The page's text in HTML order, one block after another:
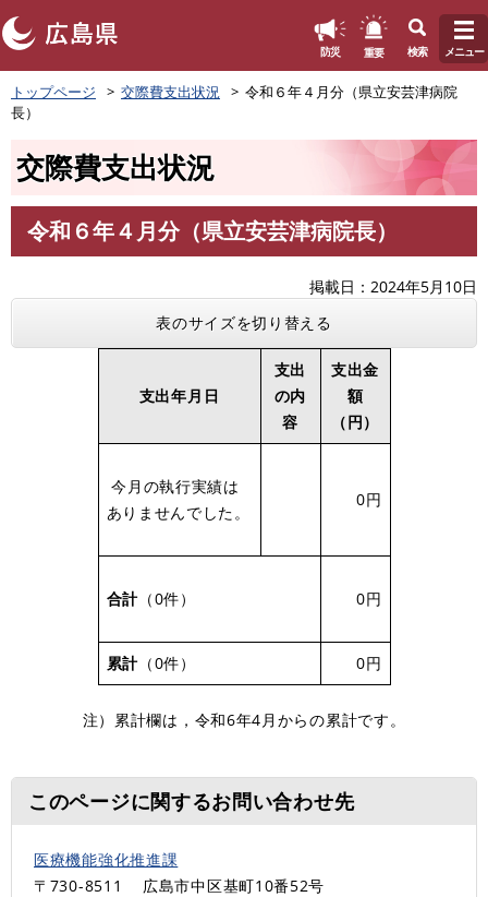
ペ
ー
ジ
。
防災 重要 検索 メニュー
トップページ 交際費支出状況
令和６年４月分（県立安芸津病院
長）
交際費支出状況
文
令和６年４月分（県立安芸津病院長）
掲載日
2024年5月10日
表のサイズを切り替える
支出年月日
支出
の内
容
支出金
額
（円）
今月の執行実績は
ありませんでした。
0円
合計（0件） 0円
累計（0件） 0円
注）累計欄は，令和6年4月からの累計です。
このページに関するお問い合わせ先
医療機能強化推進課
〒730-8511
広島市中区基町10番52号